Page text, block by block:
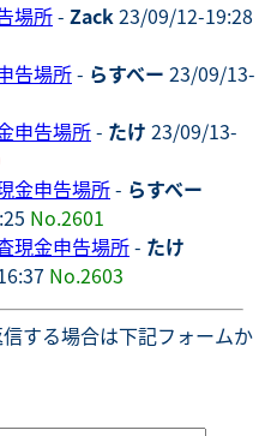
場所- Zack23/09/12-19:28
告場所- らすべー 23/09/13-
申告場所- たけ 23/09/13-
金申告場所- らすべー
No.2601
現金申告場所- たけ
No.2603
信する場合は下記フォームか